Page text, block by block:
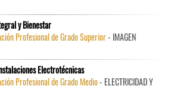
y Bienestar
Profesional de Grado Superior- IMAGEN
Electrotécnicas
Profesional de Grado Medio- ELECTRICIDAD Y